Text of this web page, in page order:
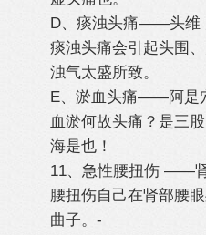
D、痰浊头痛——头维
痰浊头痛会引起头围
浊气太盛所致。
E、淤血头痛——阿是
血淤何故头痛？是三
海是也！
11、急性腰扭伤 ——肾
腰扭伤自己在肾部腰
曲子。-